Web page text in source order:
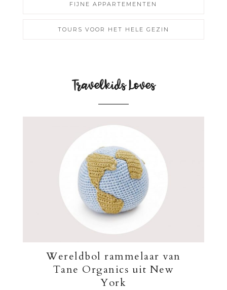
FIJNE APPARTEMENTEN
TOURS VOOR HET HELE GEZIN
Travelkids Loves
Wereldbol rammelaar van
Tane Organics uit New
York